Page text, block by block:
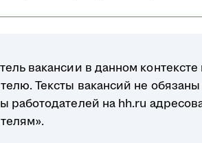
вакансии в данном
Тексты вакансий не
работодателей на hh.ru